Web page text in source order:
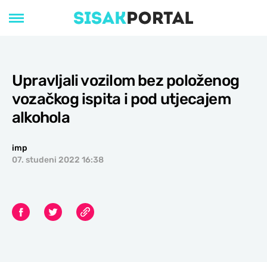
Upravljali vozilom bez položenog
vozačkog ispita i pod utjecajem
alkohola
imp
07. studeni 2022 16:38